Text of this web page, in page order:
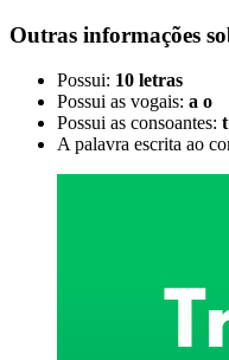
Outras informações
Possui: 10 letras
Possui as vogais: a o
Possui as consoantes:
A palavra escrita ao